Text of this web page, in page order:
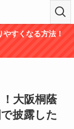
すくなる方法！
大阪桐蔭
披露した